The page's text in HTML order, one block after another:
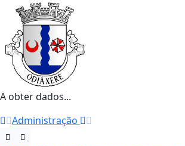
A obter dados...
Administração